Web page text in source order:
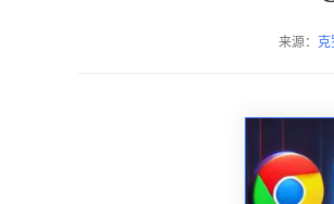
来源： 克